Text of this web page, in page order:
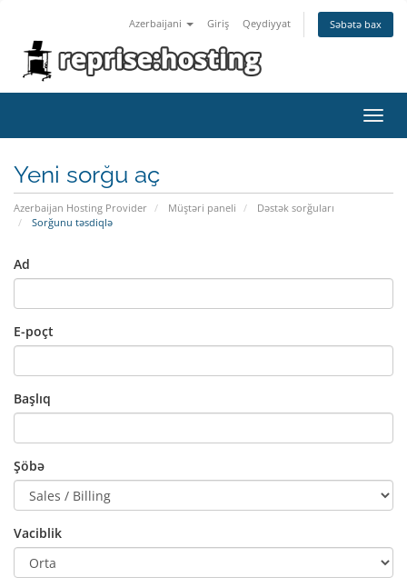
Azerbaijani Giriş Qeydiyyat Səbətə bax
keçid
Yeni sorğu aç
Azerbaijan Hosting Provider Müştəri paneli
Dəstək sorğuları
Sorğunu təsdiqlə
Ad
E-poçt
Başlıq
Şöbə
Vaciblik